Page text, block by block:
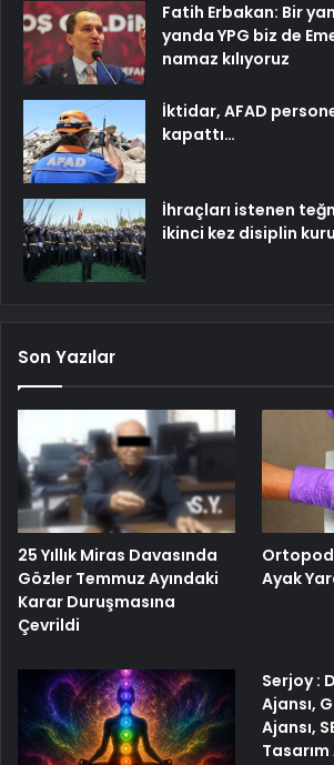
Fatih Erbakan: Bir
yanda YPG biz de
namaz kılıyoruz
İktidar, AFAD
kapattı…
İhraçları istenen
ikinci kez disiplin
Son Yazılar
25 Yıllık Miras Davasında
Gözler Temmuz Ayındaki
Karar Duruşmasına
Çevrildi
Ayak
Serjoy :
Ajansı,
Ajansı,
Tasarım